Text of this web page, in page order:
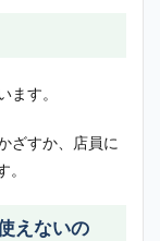
ます。
ざすか、店員に
えないの